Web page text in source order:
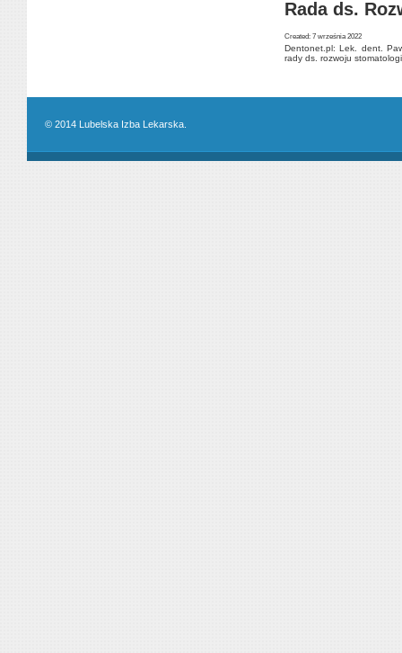
Rada ds.
Created: 7 września 2022
Dentonet.pl: Lek. dent.
rady ds. rozwoju
© 2014 Lubelska Izba Lekarska.